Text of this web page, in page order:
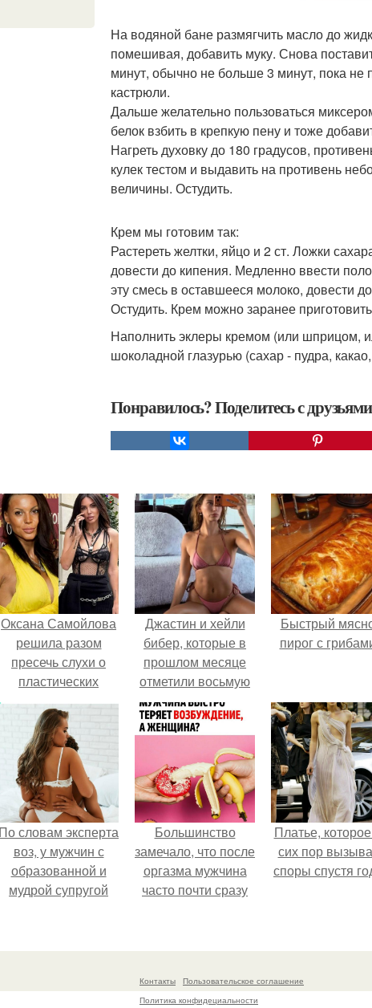
На водяной бане размягчить масло до
помешивая, добавить муку. Снова
минут, обычно не больше 3 минут, пока не
кастрюли.
Дальше желательно пользоваться
белок взбить в крепкую пену и тоже
Нагреть духовку до 180 градусов,
кулек тестом и выдавить на противень
величины. Остудить.
Крем мы готовим так:
Растереть желтки, яйцо и 2 ст. Ложки
довести до кипения. Медленно ввести
эту смесь в оставшееся молоко, довести
Остудить. Крем можно заранее
Наполнить эклеры кремом (или шприцом,
шоколадной глазурью (сахар - пудра,
Понравилось? Поделитесь с
Оксана Самойлова
решила разом
пресечь слухи о
пластических
операциях и
публично
прояснила
ситуацию.
Джастин и хейли
бибер, которые в
прошлом месяце
отметили восьмую
годовщину
помолвки, показали
новые фото с
совместного
отдыха.
Быстрый
пирог с
По словам эксперта
воз, у мужчин с
образованной и
мудрой супругой
смерти якобы на
Большинство
замечало, что после
оргазма мужчина
часто почти сразу
как женщина может
возбуждение.
Платье,
сих пор
споры спустя
Контакты
Пользовательское соглашение
Политика конфидециальности